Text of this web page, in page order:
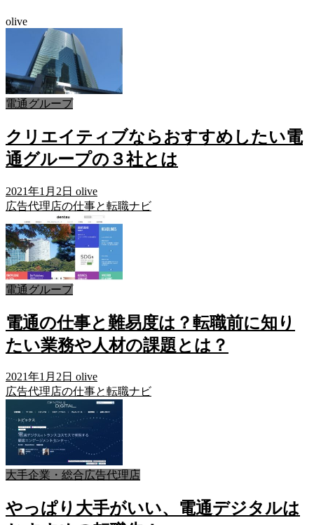
olive
電通グループ
クリエイティブならおすすめしたい電
通グループの３社とは
2021年1月2日 olive
広告代理店の仕事と転職ナビ
電通グループ
電通の仕事と難易度は？転職前に知り
たい業務や人材の課題とは？
2021年1月2日 olive
広告代理店の仕事と転職ナビ
大手企業・総合広告代理店
やっぱり大手がいい、電通デジタルは